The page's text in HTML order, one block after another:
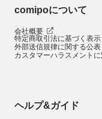
comipoについて
会社概要
特定商取引法に基づく表示
外部送信規律に関する公表
カスタマーハラスメント
ヘルプ&ガイド